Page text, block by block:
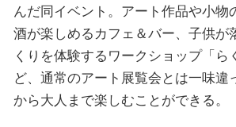
んだ同イベント。アート作品や小物
酒が楽しめるカフェ＆バー、子供が
くりを体験するワークショップ「ら
ど、通常のアート展覧会とは一味違
から大人まで楽しむことができる。